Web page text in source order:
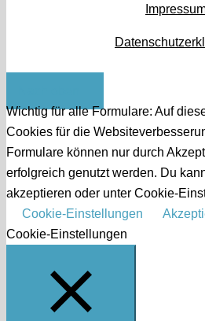
Wichtig für alle Formulare: Auf
Cookies für die
Formulare können nur durch
erfolgreich genutzt werden. Du
akzeptieren oder unter Cookie-
Cookie-Einstellungen
Cookie-Einstellungen